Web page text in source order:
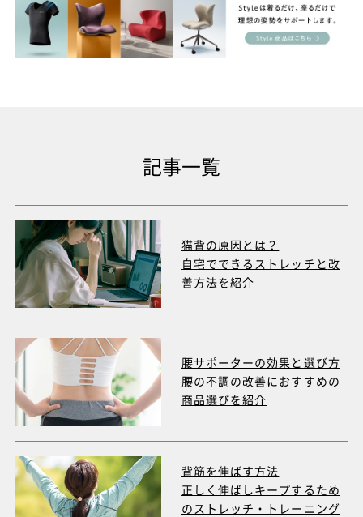
記事一覧
猫背の原因とは？
自宅でできるストレッチと 改
善方法を紹介
腰サポーターの効果と選び方
腰の不調の改善におすすめの
商品選びを紹介
背筋を伸ばす方法
正しく伸ばしキープするため
のストレッチ・トレーニング